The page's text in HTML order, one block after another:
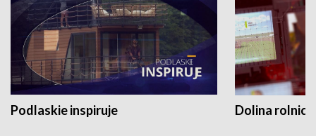
Podlaskie inspiruje Dolina